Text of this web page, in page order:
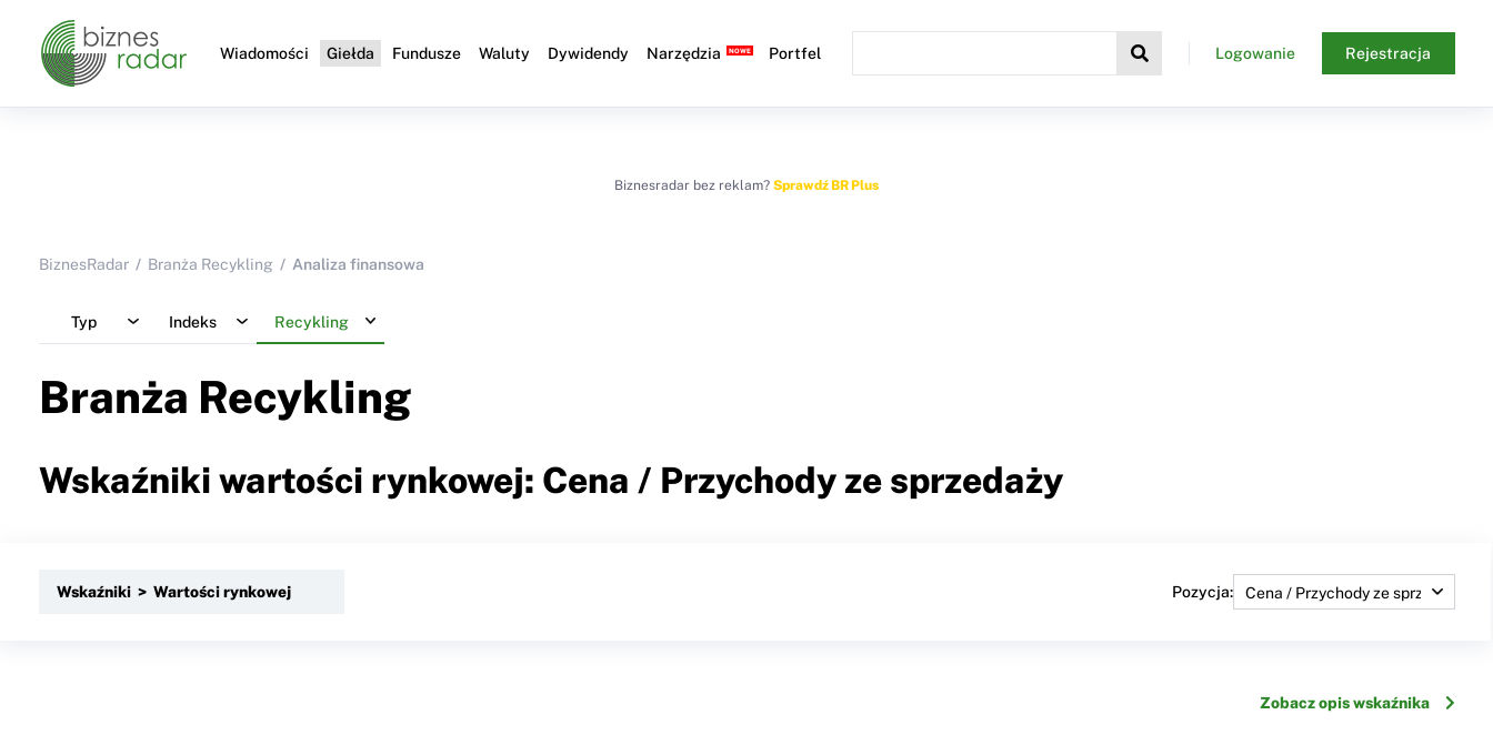
Wiadomości Giełda Fundusze Waluty Dywidendy Narzędzia Portfel Logowanie Rejestracja
Biznesradar bez reklam? Sprawdź BR Plus
BiznesRadar Branża Recykling Analiza finansowa
Typ Indeks Recykling
Branża Recykling
Wskaźniki wartości rynkowej: Cena / Przychody ze sprzedaży
Wskaźniki > Wartości rynkowej Pozycja:
Zobacz opis wskaźnika